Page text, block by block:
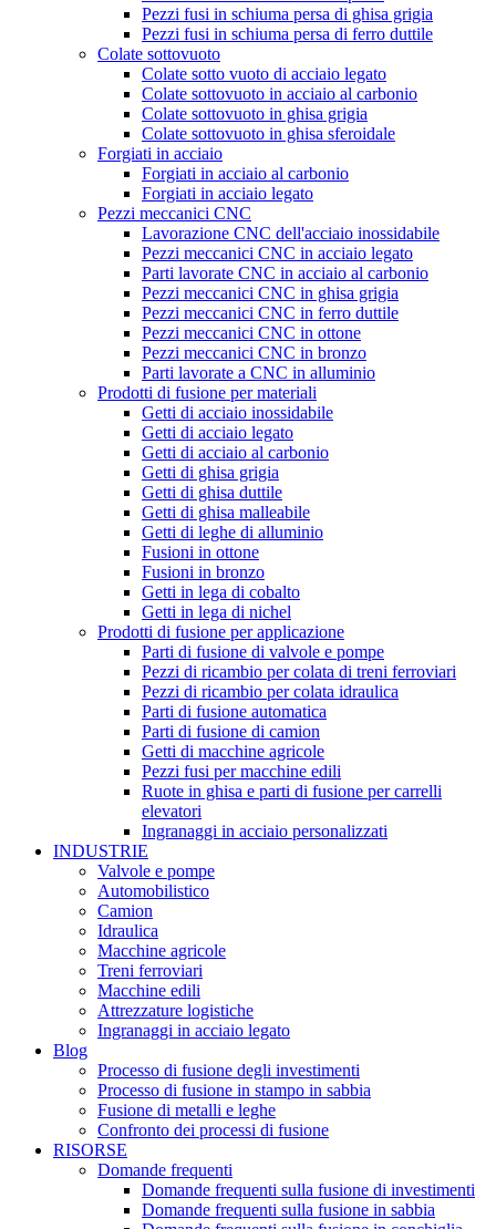
Pezzi fusi in schiuma persa di ghisa grigia
Pezzi fusi in schiuma persa di ferro duttile
Colate sottovuoto
Colate sotto vuoto di acciaio legato
Colate sottovuoto in acciaio al carbonio
Colate sottovuoto in ghisa grigia
Colate sottovuoto in ghisa sferoidale
Forgiati in acciaio
Forgiati in acciaio al carbonio
Forgiati in acciaio legato
Pezzi meccanici CNC
Lavorazione CNC dell'acciaio inossidabile
Pezzi meccanici CNC in acciaio legato
Parti lavorate CNC in acciaio al carbonio
Pezzi meccanici CNC in ghisa grigia
Pezzi meccanici CNC in ferro duttile
Pezzi meccanici CNC in ottone
Pezzi meccanici CNC in bronzo
Parti lavorate a CNC in alluminio
Prodotti di fusione per materiali
Getti di acciaio inossidabile
Getti di acciaio legato
Getti di acciaio al carbonio
Getti di ghisa grigia
Getti di ghisa duttile
Getti di ghisa malleabile
Getti di leghe di alluminio
Fusioni in ottone
Fusioni in bronzo
Getti in lega di cobalto
Getti in lega di nichel
Prodotti di fusione per applicazione
Parti di fusione di valvole e pompe
Pezzi di ricambio per colata di treni ferroviari
Pezzi di ricambio per colata idraulica
Parti di fusione automatica
Parti di fusione di camion
Getti di macchine agricole
Pezzi fusi per macchine edili
Ruote in ghisa e parti di fusione per carrelli
elevatori
Ingranaggi in acciaio personalizzati
INDUSTRIE
Valvole e pompe
Automobilistico
Camion
Idraulica
Macchine agricole
Treni ferroviari
Macchine edili
Attrezzature logistiche
Ingranaggi in acciaio legato
Blog
Processo di fusione degli investimenti
Processo di fusione in stampo in sabbia
Fusione di metalli e leghe
Confronto dei processi di fusione
RISORSE
Domande frequenti
Domande frequenti sulla fusione di investimenti
Domande frequenti sulla fusione in sabbia